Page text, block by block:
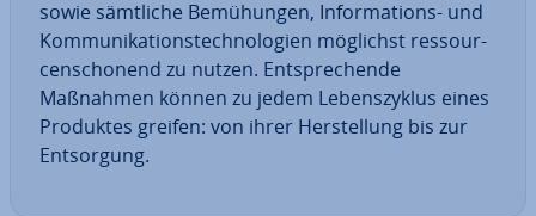
sowie sämtliche Be­mü­hun­gen, In­for­ma­ti­ons- und
Kom­mu­ni­ka­ti­ons­tech­no­lo­gien möglichst res­sour­
cen­scho­nend zu nutzen. Ent­spre­chen­de
Maßnahmen können zu jedem Le­bens­zy­klus eines
Produktes greifen: von ihrer Her­stel­lung bis zur
Ent­sor­gung.